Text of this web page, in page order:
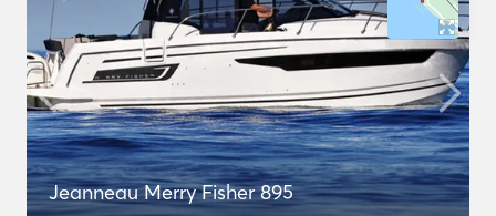
Jeanneau Merry Fisher 895